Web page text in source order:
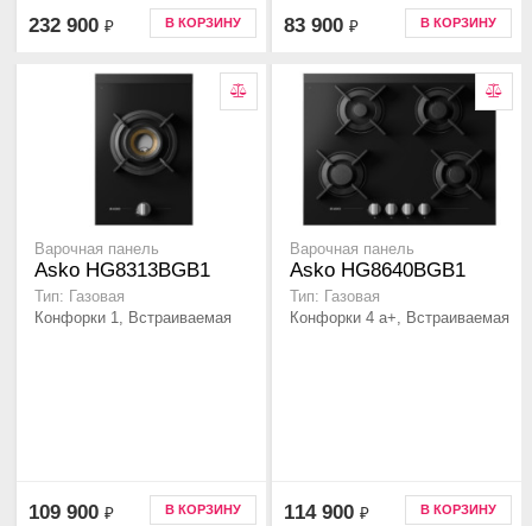
232 900 ₽ В КОРЗИНУ 83 900 ₽ В КОРЗИНУ
Варочная панель
Asko HG8313BGB1
Тип: Газовая
Конфорки 1, Встраиваемая
109 900 ₽ В КОРЗИНУ
Варочная панель
Asko HG8640BGB1
Тип: Газовая
Конфорки 4 а+, Встраиваемая
114 900 ₽ В КОРЗИНУ